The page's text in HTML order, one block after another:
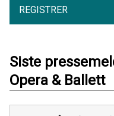
REGISTRER
Siste
Opera & Ballett